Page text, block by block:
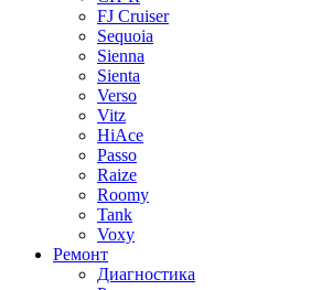
FJ Cruiser
Sequoia
Sienna
Sienta
Verso
Vitz
HiAce
Passo
Raize
Roomy
Tank
Voxy
Ремонт
Диагностика